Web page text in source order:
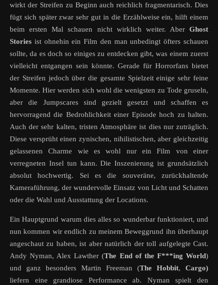
wirkt der Streifen zu Beginn auch reichlich fragmentarisch. Dies
fügt sich später zwar sehr gut in die Erzählweise ein, hilft einem
beim ersten Mal schauen nicht wirklich weiter. Aber Ghost
Stories ist ohnehin ein Film den man unbedingt öfters schauen
sollte, da es doch so einiges zu entdecken gibt, was einem zuerst
vielleicht entgangen sein könnte. Gerade für Horrorfans bietet
der Streifen jedoch über die gesamte Spielzeit einige sehr feine
Momente. Hier werden sich wohl die wenigsten zu Tode gruseln,
aber die Jumpscares sind gezielt gesetzt und schaffen es
hervorragend die Bedrohlichkeit einer Episode hoch zu halten.
Auch der sehr kalten, tristen Atmosphäre ist dies nur zuträglich.
Diese versprüht einen zynischen, nihilistischen, aber gleichzeitig
gelassenen Charme wie es wohl nur ein Film von einer
verregneten Insel tun kann. Die Inszenierung ist grundsätzlich
absolut hochwertig. Sei es die souveräne, zurückhaltende
Kameraführung, der wundervolle Einsatz von Licht und Schatten
oder die Wahl und Ausstattung der Locations.
Ein Hauptgrund warum dies alles so wunderbar funktioniert, und
nun kommen wir endlich zu meinem Beweggrund ihn überhaupt
angeschaut zu haben, ist aber natürlich der toll aufgelegte Cast.
Andy Nyman, Alex Lawther (The End of the F***ing World)
und ganz besonders Martin Freeman (The Hobbit, Cargo)
liefern eine grandiose Performance ab. Nyman spielt den